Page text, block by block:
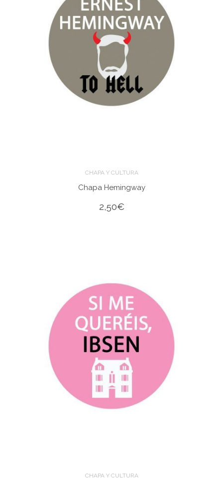
CHAPA Y CULTURA
Chapa Hemingway
2,50€
CHAPA Y CULTURA